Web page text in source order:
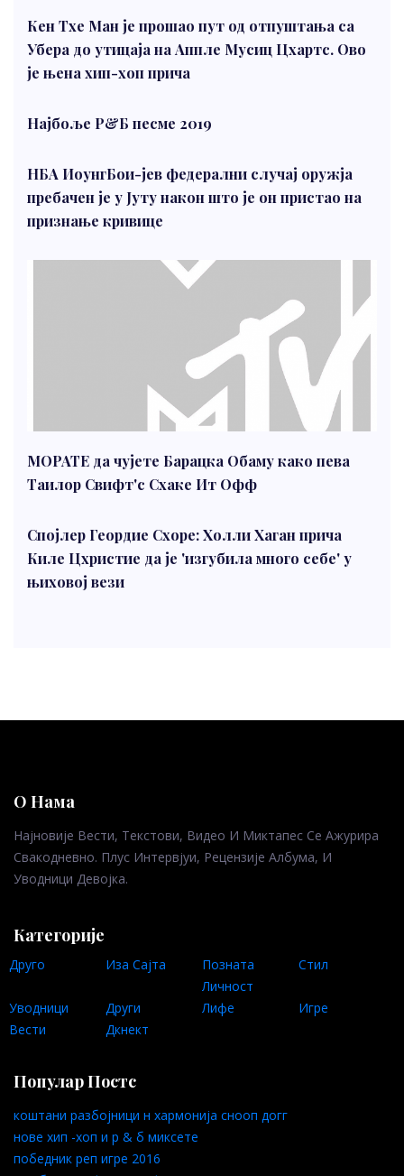
Кен Тхе Ман је прошао пут од отпуштања са
Убера до утицаја на Аппле Мусиц Цхартс. Ово
је њена хип-хоп прича
Најбоље Р&Б песме 2019
НБА ИоунгБои-јев федерални случај оружја
пребачен је у Јуту након што је он пристао на
признање кривице
МОРАТЕ да чујете Барацка Обаму како пева
Таилор Свифт'с Схаке Ит Офф
Спојлер Геордие Схоре: Холли Хаган прича
Киле Цхристие да је 'изгубила много себе' у
њиховој вези
О Нама
Најновије Вести, Текстови, Видео И Миктапес Се Ажурира
Свакодневно. Плус Интервјуи, Рецензије Албума, И
Уводници Девојка.
Категорије
Друго Иза Сајта
Позната
Личност
Стил
Уводници Други Лифе
Игре
Вести
Дкнект
Популар Постс
коштани разбојници н хармонија снооп догг
нове хип -хоп и р & б миксете
победник реп игре 2016